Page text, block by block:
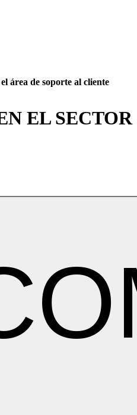
EL SECTOR
área de soporte al cliente